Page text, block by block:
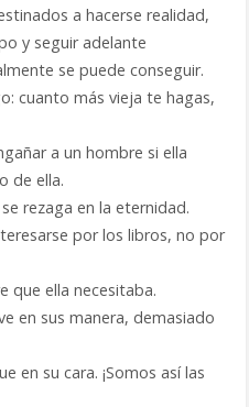
a hacerse realidad,
y seguir adelante
se puede conseguir.
cuanto más vieja te hagas,
a un hombre si ella
de ella.
rezaga en la eternidad.
por los libros, no por
que ella necesitaba.
en sus manera, demasiado
en su cara. ¡Somos así las